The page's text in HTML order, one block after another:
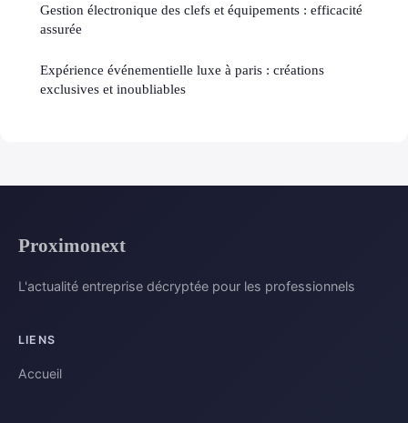
Gestion électronique des clefs et équipements : efficacité
assurée
Expérience événementielle luxe à paris : créations
exclusives et inoubliables
Proximonext
L'actualité entreprise décryptée pour les professionnels
LIENS
Accueil